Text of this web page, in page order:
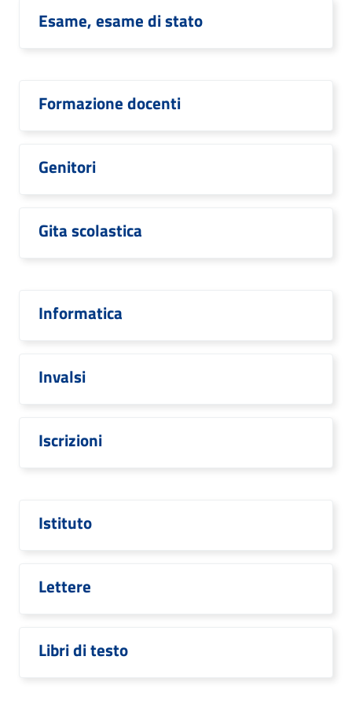
Esame, esame di stato
Formazione docenti
Genitori
Gita scolastica
Informatica
Invalsi
Iscrizioni
Istituto
Lettere
Libri di testo